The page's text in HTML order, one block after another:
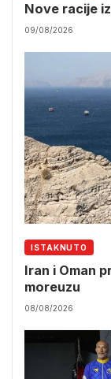
Nove racije
09/08/2026
ISTAKNUTO
Iran i Oman
moreuzu
08/08/2026